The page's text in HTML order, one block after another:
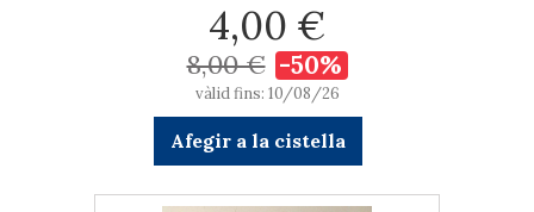
4,00 €
8,00 € -50%
vàlid fins: 10/08/26
Afegir a la cistella